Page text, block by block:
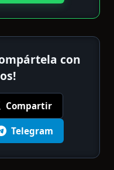
con
Compartir
Telegram